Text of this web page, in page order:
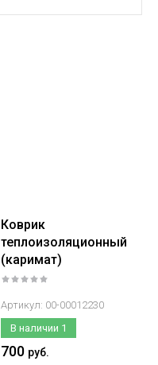
Коврик
теплоизоляционный
(каримат)
Артикул: 00-00012230
В наличии 1
700 руб.